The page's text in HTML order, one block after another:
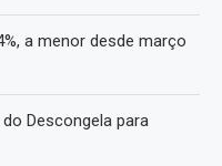
a menor desde março
Descongela para